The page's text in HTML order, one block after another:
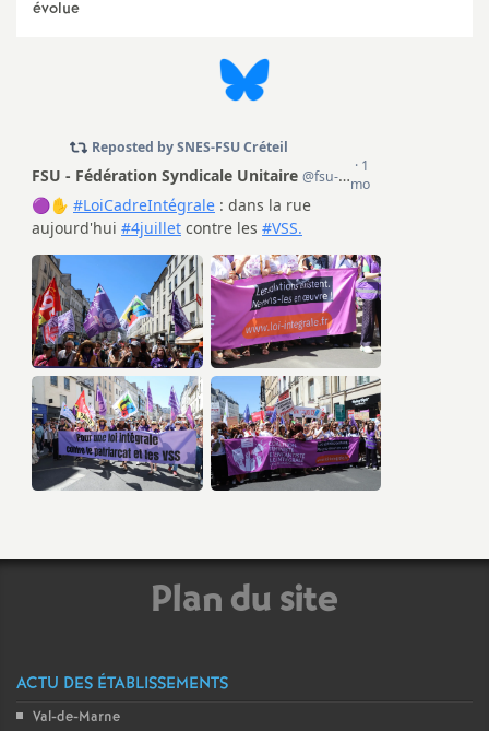
évolue
Plan du site
ACTU DES ÉTABLISSEMENTS
Val-de-Marne